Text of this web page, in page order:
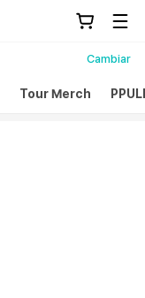
Cambiar
Tour Merch